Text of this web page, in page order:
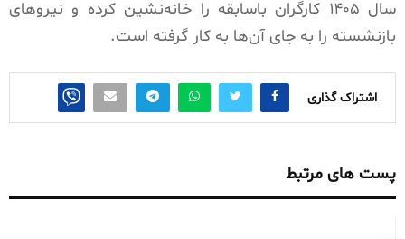
سال ۱۴۰۵ کارگران باسابقه را خانه‌نشین کرده و نیروهای
بازنشسته را به جای آن‌ها به کار گرفته است.
اشتراک گذاری
پست های مرتبط